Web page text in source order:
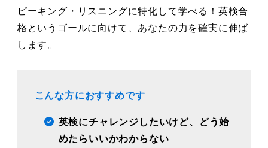
ピーキング・リスニングに特化して学べる！英検合
格というゴールに向けて、あなたの力を確実に伸ば
します。
こんな方におすすめです
英検にチャレンジしたいけど、どう始
めたらいいかわからない